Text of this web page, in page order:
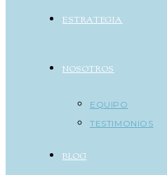
ESTRATEGIA
NOSOTROS
EQUIPO
TESTIMONIOS
BLOG